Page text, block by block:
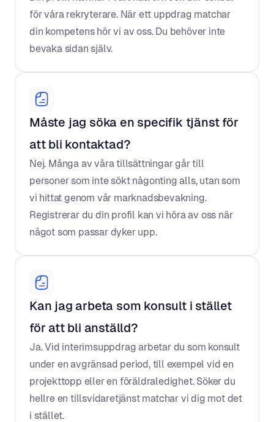
för våra rekryterare. När ett uppdrag matchar
din kompetens hör vi av oss. Du behöver inte
bevaka sidan själv.
Måste jag söka en specifik tjänst för
att bli kontaktad?
Nej. Många av våra tillsättningar går till
personer som inte sökt någonting alls, utan som
vi hittat genom vår marknadsbevakning.
Registrerar du din profil kan vi höra av oss när
något som passar dyker upp.
Kan jag arbeta som konsult i stället
för att bli anställd?
Ja. Vid interimsuppdrag arbetar du som konsult
under en avgränsad period, till exempel vid en
projekttopp eller en föräldraledighet. Söker du
hellre en tillsvidaretjänst matchar vi dig mot det
i stället.